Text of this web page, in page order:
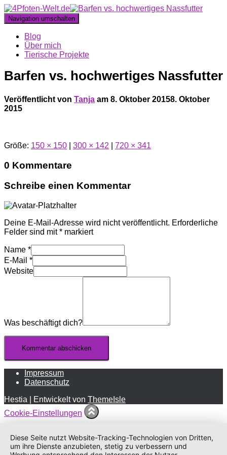
Navigation umschalten
Blog
Über mich
Tierische Projekte
Barfen vs. hochwertiges Nassfutter
Veröffentlicht von Tanja am 8. Oktober 20158. Oktober
2015
Größe: 150 × 150 300 × 142 720 × 341
0 Kommentare
Schreibe einen Kommentar
Deine E-Mail-Adresse wird nicht veröffentlicht. Erforderliche
Felder sind mit* markiert
Name *
E-Mail *
Website
Was beschäftigt dich?
Impressum
Datenschutz
Hestia | Entwickelt von ThemeIsle
Cookie-Einstellungen
Diese Seite nutzt Website-Tracking-Technologien von Dritten,
um ihre Dienste anzubieten, stetig zu verbessern und